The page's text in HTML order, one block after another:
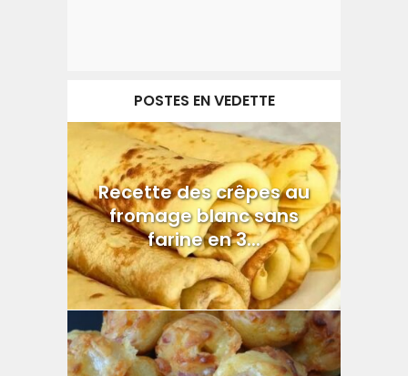
POSTES EN VEDETTE
Recette des crêpes au
fromage blanc sans
farine en 3...